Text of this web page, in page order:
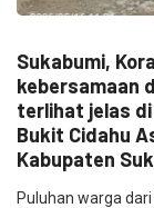
Sukabumi,
kebersamaan
terlihat jelas
Bukit Cidahu
Kabupaten
Puluhan warga